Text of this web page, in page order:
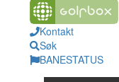
Kontakt
Søk
BANESTATUS